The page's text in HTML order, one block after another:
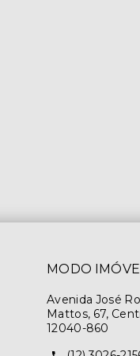
MODO
Avenida José
Mattos, 67,
12040-860